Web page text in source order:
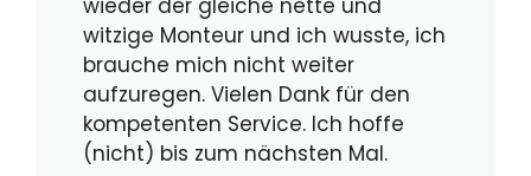
wieder der gleiche nette und
witzige Monteur und ich wusste, ich
brauche mich nicht weiter
aufzuregen. Vielen Dank für den
kompetenten Service. Ich hoffe
(nicht) bis zum nächsten Mal.